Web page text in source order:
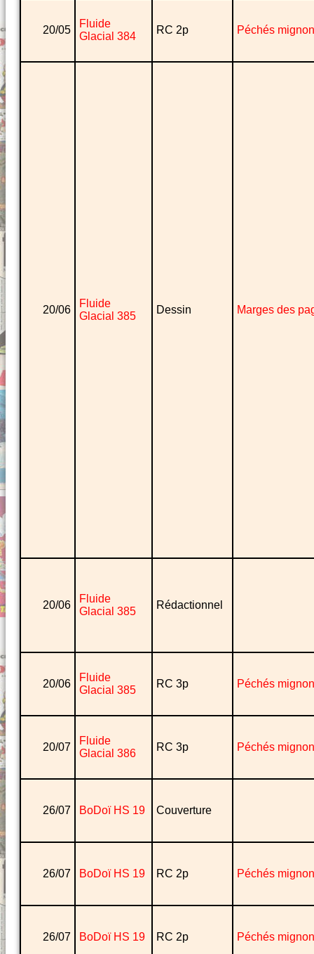
20/05
Fluide
Glacial 384
RC 2p Péchés
20/06
Fluide
Glacial 385
Dessin Marges des
20/06
Fluide
Glacial 385
Rédactionnel
20/06
Fluide
Glacial 385
RC 3p Péchés
20/07
Fluide
Glacial 386
RC 3p Péchés
26/07 BoDoï HS 19 Couverture
26/07 BoDoï HS 19 RC 2p Péchés
26/07 BoDoï HS 19 RC 2p Péchés